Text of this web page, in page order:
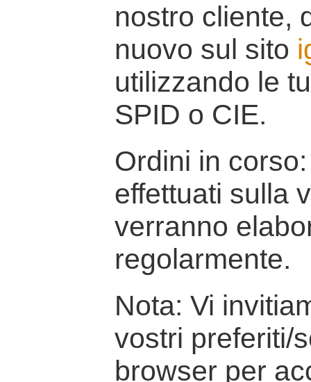
nostro cliente,
nuovo sul sito
utilizzando le
SPID o CIE.
Ordini in
effettuati sulla
verranno
regolarmente.
Nota: Vi
vostri preferiti/
browser per